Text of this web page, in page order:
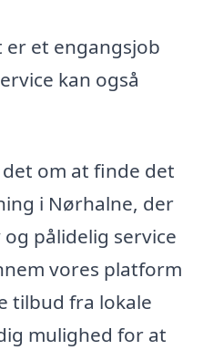
er et engangsjob
kan også
om at finde det
i Nørhalne, der
pålidelig service
vores platform
tilbud fra lokale
mulighed for at